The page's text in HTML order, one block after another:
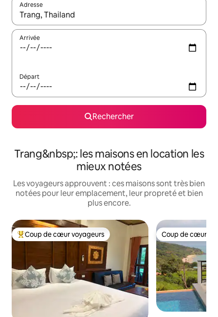
Adresse
Lorsque les résultats s'affichent, utilisez les flèches vers le
Arrivée
Départ
Rechercher
Trang&nbsp;: les maisons en location les
mieux notées
Les voyageurs approuvent : ces maisons sont très bien
notées pour leur emplacement, leur propreté et bien
plus encore.
Coups de cœur voyageurs les plus appréciés
Coup de cœur voyageurs Coup de cœur
Coup de cœur